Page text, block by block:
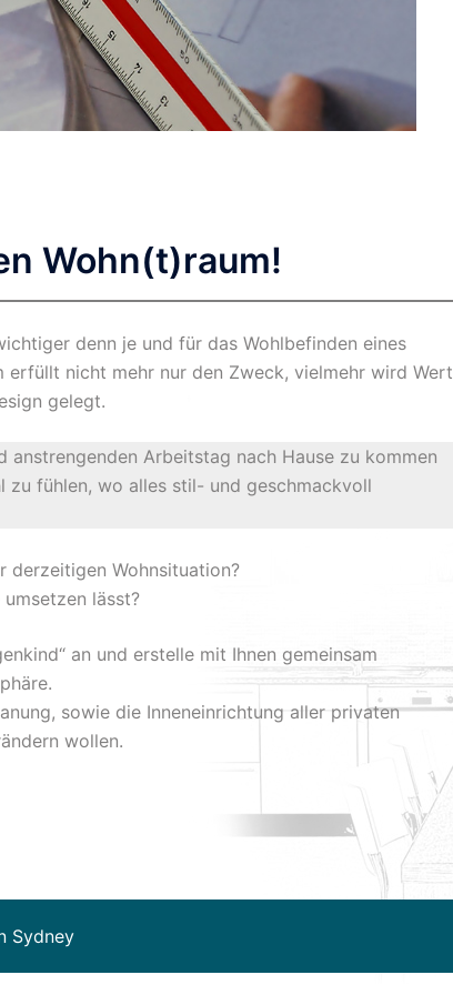
Wohn(t)raum!
denn je und für das Wohlbefinden eines
erfüllt nicht mehr nur den Zweck, vielmehr wird Wert
gelegt.
anstrengenden Arbeitstag nach Hause zu kommen
zu fühlen, wo alles stil- und geschmackvoll
derzeitigen Wohnsituation?
lässt?
an und erstelle mit Ihnen gemeinsam
sowie die Inneneinrichtung aller privaten
wollen.
Sydney